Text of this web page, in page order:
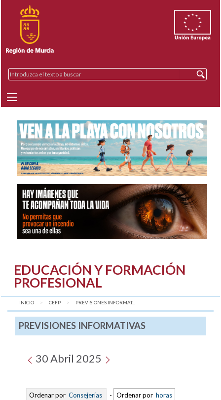
EDUCACIÓN Y FORMACIÓN
PROFESIONAL
INICIO CEFP AQUÍ:
PREVISIONES INFORMAT...
PREVISIONES INFORMATIVAS
30 Abril 2025
Ordenar por Consejerías - Ordenar por horas